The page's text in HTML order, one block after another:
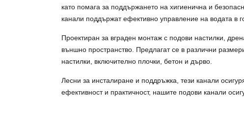
като помага за поддържането на хигиенична и
канали поддържат ефективно управление на водата в
Проектиран за вграден монтаж с подови настилки,
външно пространство. Предлагат се в различни
настилки, включително плочки, бетон и дърво.
Лесни за инсталиране и поддръжка, тези канали
ефективност и практичност, нашите подови канали